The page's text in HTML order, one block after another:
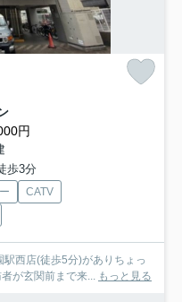
円
歩3分
CATV
西店(徒歩5分)がありちょっ
が玄関前まで来... もっと見る